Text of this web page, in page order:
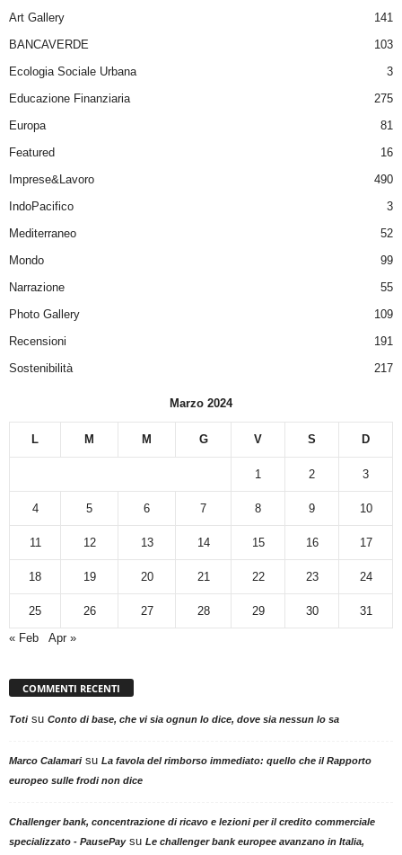
Art Gallery
141
BANCAVERDE
103
Ecologia Sociale Urbana
3
Educazione Finanziaria
275
Europa
81
Featured
16
Imprese&Lavoro
490
IndoPacifico
3
Mediterraneo
52
Mondo
99
Narrazione
55
Photo Gallery
109
Recensioni
191
Sostenibilità
217
Marzo 2024
L M M G V S D
1 2 3
4 5 6 7 8 9 10
11 12 13 14 15 16 17
18 19 20 21 22 23 24
25 26 27 28 29 30
31
« Feb
Apr »
COMMENTI RECENTI
Totisu Conto di base, che vi sia ognun lo dice, dove sia nessun lo sa
Marco Calamarisu La favola del rimborso immediato: quello che il Rapporto
europeo sulle frodi non dice
Challenger bank, concentrazione di ricavo e lezioni per il credito commerciale
specializzato - PausePaysu Le challenger bank europee avanzano in Italia,